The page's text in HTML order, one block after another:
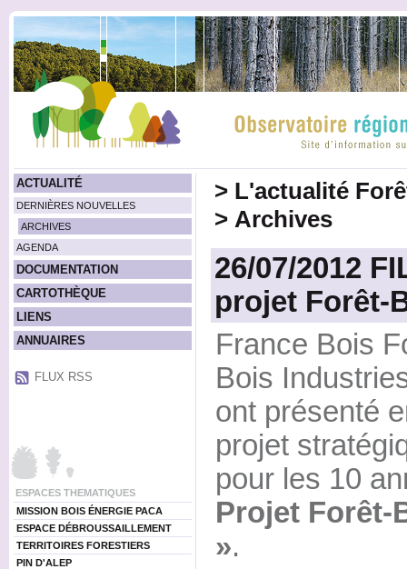
ACTUALITÉ
DERNIÈRES NOUVELLES
ARCHIVES
AGENDA
DOCUMENTATION
CARTOTHÈQUE
LIENS
ANNUAIRES
FLUX RSS
ESPACES THEMATIQUES
MISSION BOIS ÉNERGIE PACA
ESPACE DÉBROUSSAILLEMENT
TERRITOIRES FORESTIERS
PIN D'ALEP
> L'actualité
> Archives
26/07/2012
projet Forêt-
France Bois
Bois
ont présenté
projet
pour les 10
Projet Forêt-
».